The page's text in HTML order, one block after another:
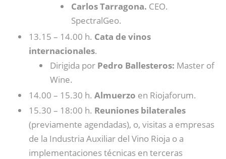
Carlos Tarragona. CEO.
SpectralGeo.
13.15 – 14.00 h. Cata de vinos
internacionales.
Dirigida por Pedro Ballesteros: Master of
Wine.
14.00 – 15.30 h. Almuerzo en Riojaforum.
15.30 – 18:00 h. Reuniones bilaterales
(previamente agendadas), o, visitas a empresas
de la Industria Auxiliar del Vino Rioja o a
implementaciones técnicas en terceras